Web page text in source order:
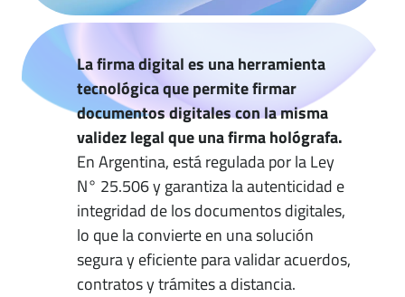
La firma digital es una herramienta
tecnológica que permite firmar
documentos digitales con la misma
validez legal que una firma hológrafa.
En Argentina, está regulada por la Ley
N° 25.506 y garantiza la autenticidad e
integridad de los documentos digitales,
lo que la convierte en una solución
segura y eficiente para validar acuerdos,
contratos y trámites a distancia.